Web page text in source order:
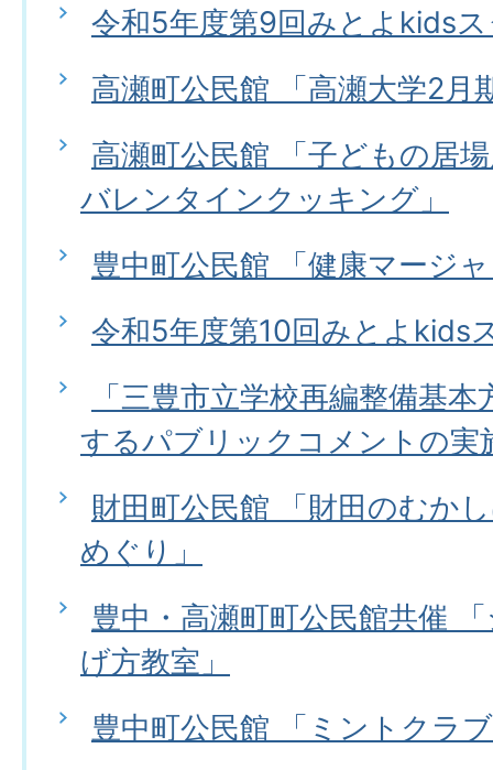
令和5年度第9回みとよkids
高瀬町公民館 「高瀬大学2月
高瀬町公民館 「子どもの居
バレンタインクッキング」
豊中町公民館 「健康マージ
令和5年度第10回みとよkids
「三豊市立学校再編整備基
するパブリックコメントの実
財田町公民館 「財田のむか
めぐり」
豊中・高瀬町町公民館共催
げ方教室」
豊中町公民館 「ミントクラ